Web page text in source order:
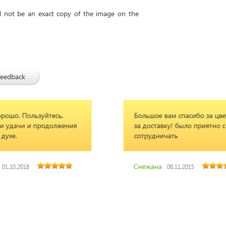
not be an exact copy of the image on the
Большое вам спасибо за цветы и
за доставку! было приятно с вами
Снежана